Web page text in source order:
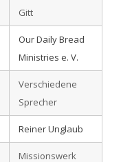
Gitt
Our Daily Bread
Ministries e. V.
Verschiedene
Sprecher
Reiner Unglaub
Missionswerk